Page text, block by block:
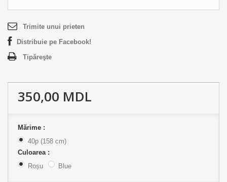
Trimite unui prieten
Distribuie pe Facebook!
Tipăreşte
350,00 MDL
Mărime :
40p (158 cm)
Culoarea :
Roșu
Blue